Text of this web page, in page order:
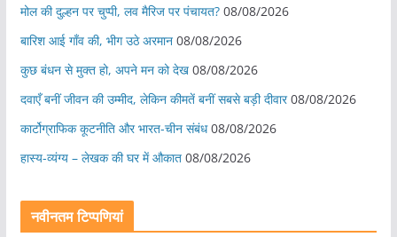
मोल की दुल्हन पर चुप्पी, लव मैरिज पर पंचायत? 08/08/2026
बारिश आई गाँव की, भीग उठे अरमान 08/08/2026
कुछ बंधन से मुक्त हो, अपने मन को देख 08/08/2026
दवाएँ बनीं जीवन की उम्मीद, लेकिन कीमतें बनीं सबसे बड़ी दीवार 08/08/2026
कार्टोग्राफिक कूटनीति और भारत-चीन संबंध 08/08/2026
हास्य-व्यंग्य – लेखक की घर में औकात 08/08/2026
नवीनतम टिप्पणियां